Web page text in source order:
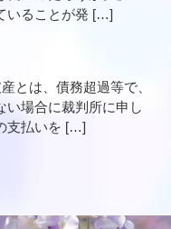
いることが発 […]
とは、債務超過等で、
い場合に裁判所に申し
支払いを […]